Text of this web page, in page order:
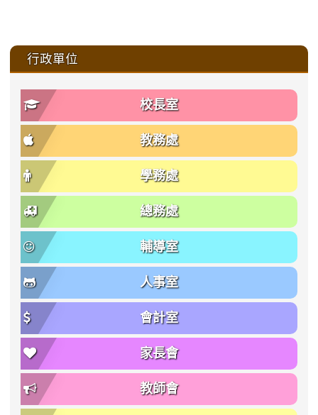
::: 行政單位
校長室
教務處
學務處
總務處
輔導室
人事室
會計室
家長會
教師會